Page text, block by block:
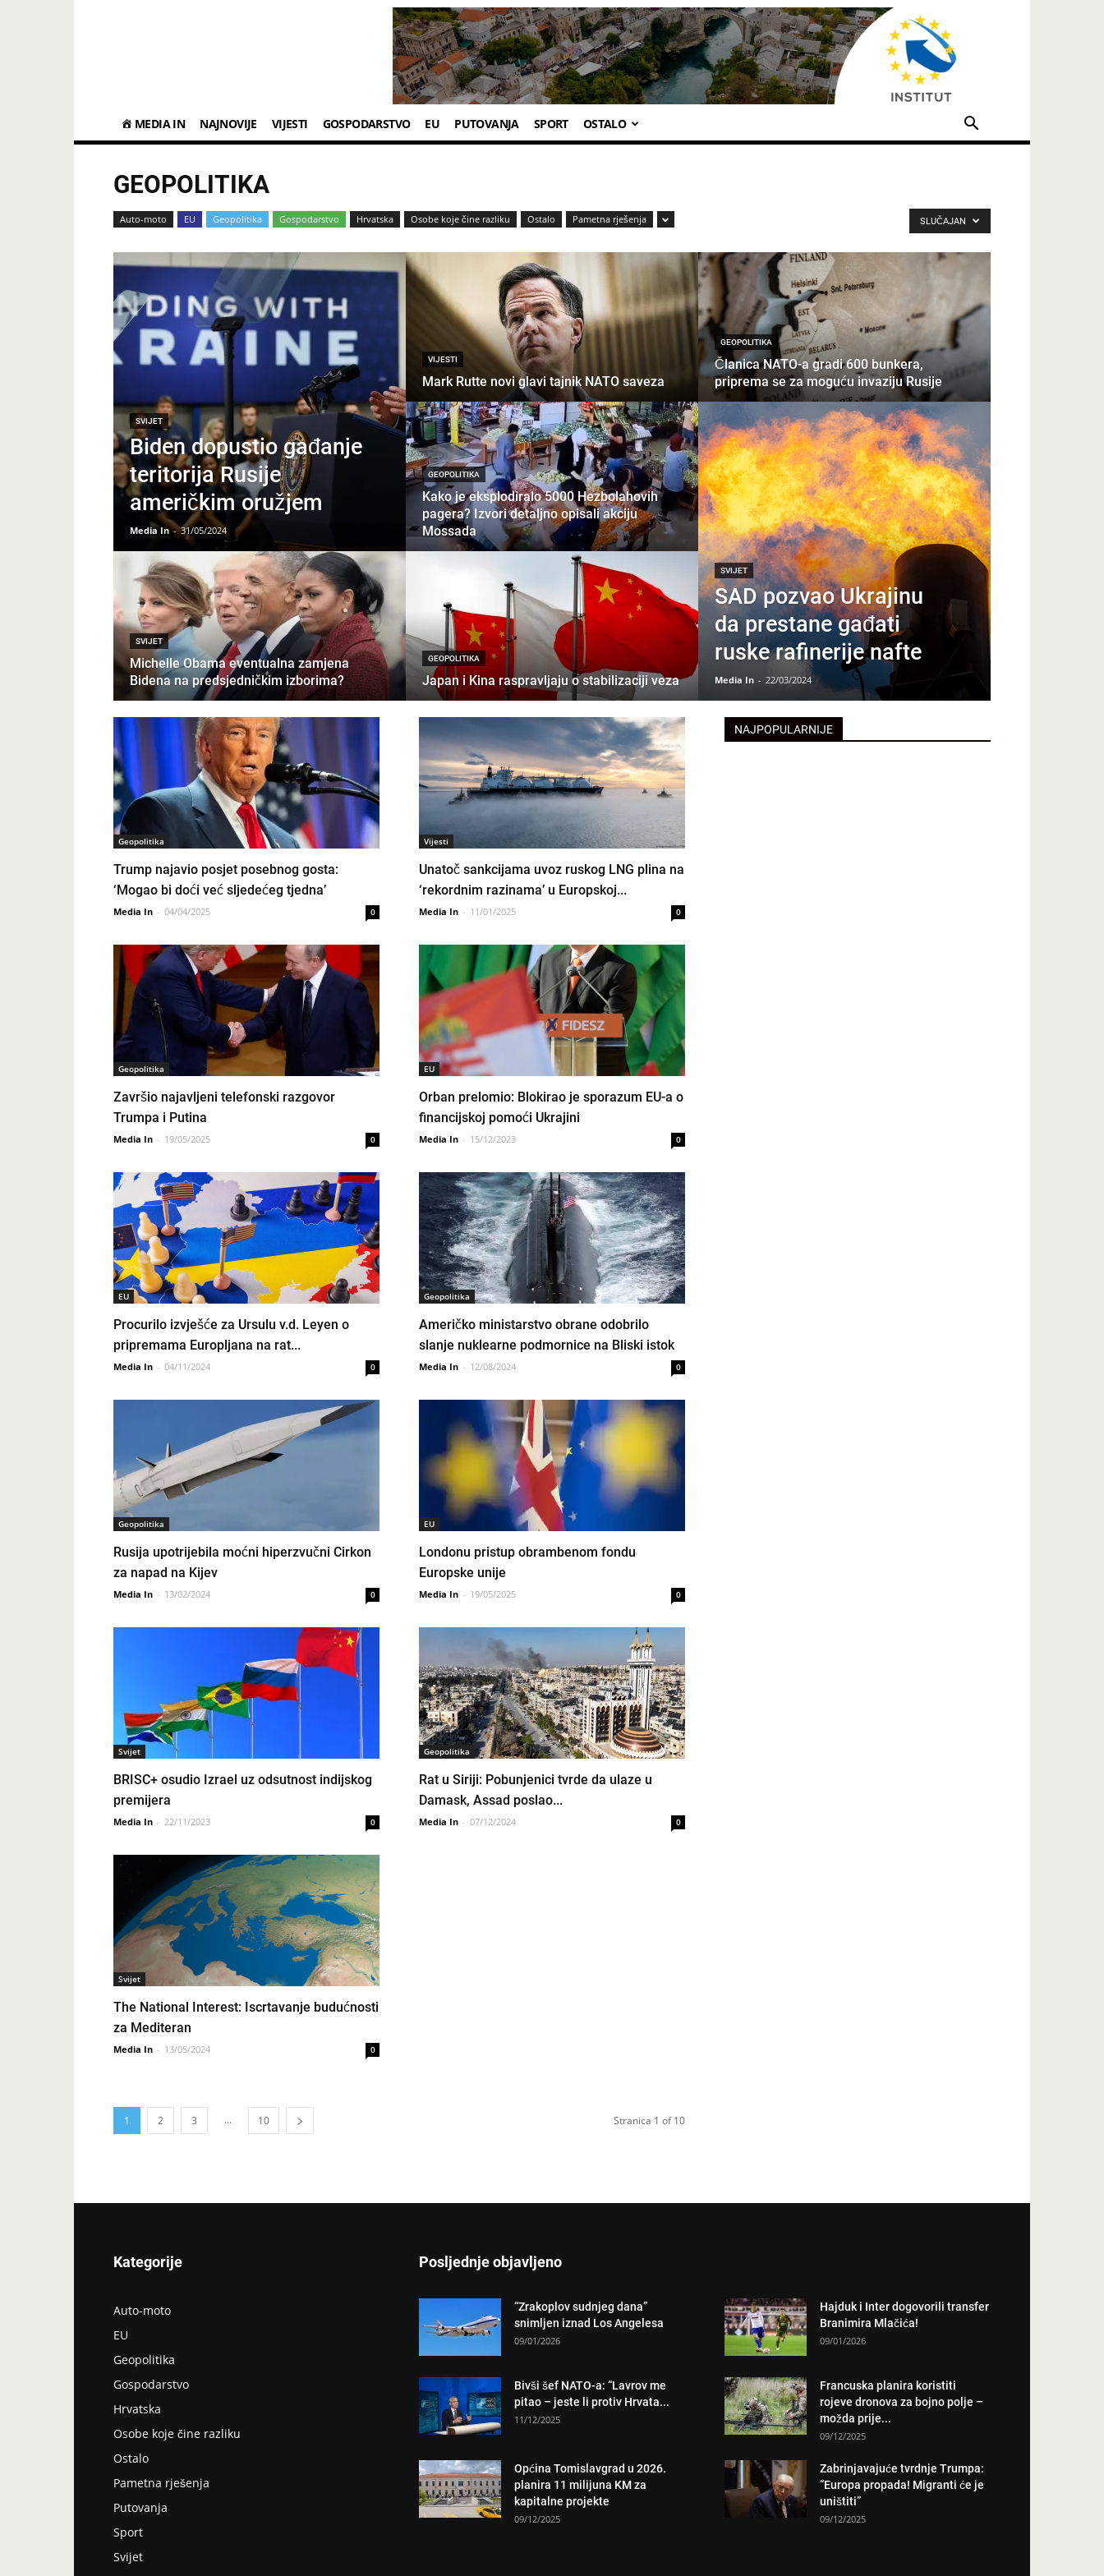
MEDIA IN NAJNOVIJE VIJESTI GOSPODARSTVO EU PUTOVANJA SPORT OSTALO
GEOPOLITIKA
Auto-moto EU Geopolitika Gospodarstvo Hrvatska Osobe koje čine razliku Ostalo Pametna rješenja SLUČAJAN
SVIJET
Biden dopustio gađanje
teritorija Rusije
američkim oružjem
Media In - 31/05/2024
SVIJET
Michelle Obama eventualna zamjena
Bidena na predsjedničkim izborima?
VIJESTI
Mark Rutte novi glavi tajnik NATO saveza
GEOPOLITIKA
Kako je eksplodiralo 5000 Hezbolahovih
pagera? Izvori detaljno opisali akciju
Mossada
GEOPOLITIKA
Japan i Kina raspravljaju o stabilizaciji veza
GEOPOLITIKA
Članica NATO-a gradi 600 bunkera,
priprema se za moguću invaziju Rusije
SVIJET
SAD pozvao Ukrajinu
da prestane gađati
ruske rafinerije nafte
Media In - 22/03/2024
Geopolitika
Trump najavio posjet posebnog gosta:
‘Mogao bi doći već sljedećeg tjedna’
Media In - 04/04/2025 0
Vijesti
Unatoč sankcijama uvoz ruskog LNG plina na
‘rekordnim razinama’ u Europskoj...
Media In - 11/01/2025 0
Geopolitika
Završio najavljeni telefonski razgovor
Trumpa i Putina
Media In - 19/05/2025 0
EU
Orban prelomio: Blokirao je sporazum EU-a o
financijskoj pomoći Ukrajini
Media In - 15/12/2023 0
EU
Procurilo izvješće za Ursulu v.d. Leyen o
pripremama Europljana na rat...
Media In - 04/11/2024 0
Geopolitika
Američko ministarstvo obrane odobrilo
slanje nuklearne podmornice na Bliski istok
Media In - 12/08/2024 0
Geopolitika
Rusija upotrijebila moćni hiperzvučni Cirkon
za napad na Kijev
Media In - 13/02/2024 0
EU
Londonu pristup obrambenom fondu
Europske unije
Media In - 19/05/2025 0
Svijet
BRISC+ osudio Izrael uz odsutnost indijskog
premijera
Media In - 22/11/2023 0
Geopolitika
Rat u Siriji: Pobunjenici tvrde da ulaze u
Damask, Assad poslao...
Media In - 07/12/2024 0
Svijet
The National Interest: Iscrtavanje budućnosti
za Mediteran
Media In - 13/05/2024 0
1 2 3 ... 10 Stranica 1 of 10
NAJPOPULARNIJE
Kategorije
Auto-moto
EU
Geopolitika
Gospodarstvo
Hrvatska
Osobe koje čine razliku
Ostalo
Pametna rješenja
Putovanja
Sport
Svijet
Posljednje objavljeno
“Zrakoplov sudnjeg dana”
snimljen iznad Los Angelesa
09/01/2026
Hajduk i Inter dogovorili transfer
Branimira Mlačića!
09/01/2026
Bivši šef NATO-a: “Lavrov me
pitao – jeste li protiv Hrvata...
11/12/2025
Francuska planira koristiti
rojeve dronova za bojno polje –
možda prije...
09/12/2025
Općina Tomislavgrad u 2026.
planira 11 milijuna KM za
kapitalne projekte
09/12/2025
Zabrinjavajuće tvrdnje Trumpa:
“Europa propada! Migranti će je
uništiti”
09/12/2025